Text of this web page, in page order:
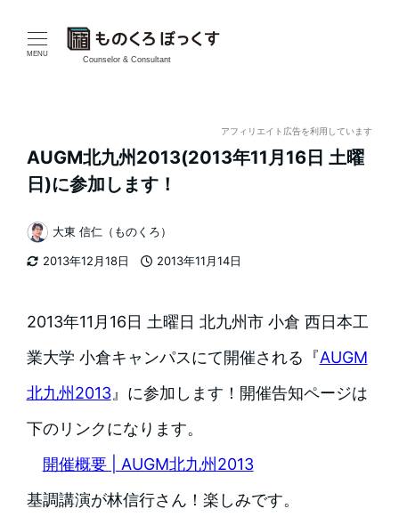
MENU
Counselor & Consultant
アフィリエイト広告を利用しています
AUGM北九州2013(2013年11月16日 土曜
日)に参加します！
2013年12月18日
2013年11月14日
著
者
大東 信仁（ものくろ）
2013年11月16日 土曜日 北九州市 小倉 西日本工
業大学 小倉キャンパスにて開催される『AUGM
北九州2013』に参加します！ 開催告知ページは
下のリンクになります。
開催概要 | AUGM北九州2013
基調講演が林信行さん！楽しみです。